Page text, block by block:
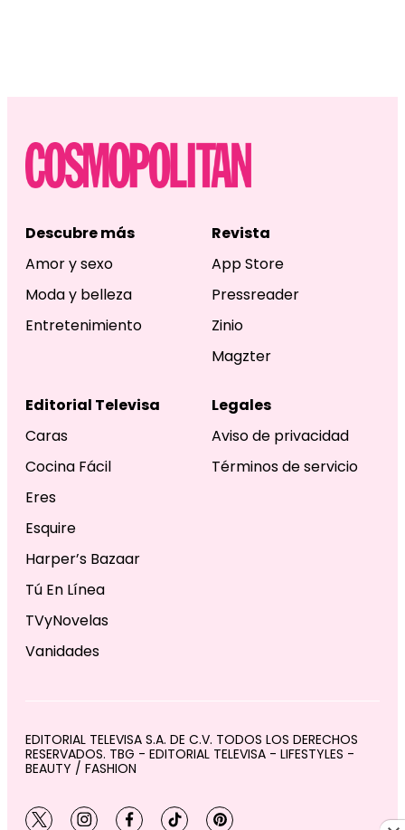
Descubre más
Amor y sexo
Moda y belleza
Entretenimiento
Revista
App Store
Pressreader
Zinio
Magzter
Editorial Televisa
Caras
Cocina Fácil
Eres
Esquire
Harper’s Bazaar
Tú En Línea
TVyNovelas
Vanidades
Legales
Aviso de privacidad
Términos de servicio
EDITORIAL TELEVISA S.A. DE C.V. TODOS LOS DERECHOS
RESERVADOS. TBG - EDITORIAL TELEVISA - LIFESTYLES -
BEAUTY / FASHION